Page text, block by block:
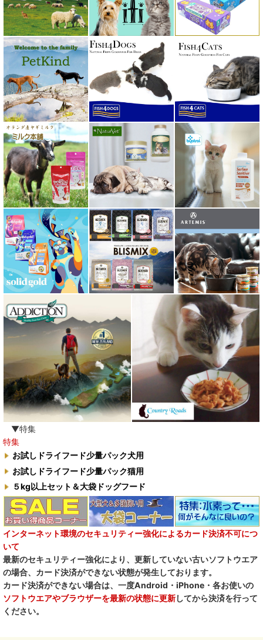
▼特集
特集
お試しドライフード少量パック犬用
お試しドライフード少量パック猫用
５kg以上セット＆大袋ドッグフード
インターネット環境のセキュリティー強化によるカード決済不可につ
いて
最新のセキュリティー強化により、更新していない古いソフトウエア
の場合、カード決済ができない状態が発生しております。
カード決済ができない場合は、一度Android・iPhone・各お使いの
ソフトウエアやブラウザーを最新の状態に更新してから決済を行って
ください。